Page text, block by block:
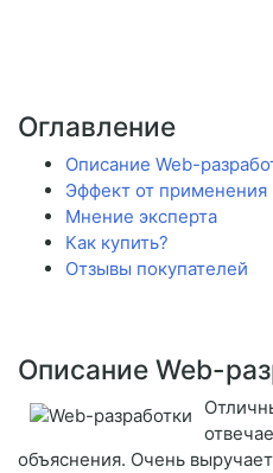
Оглавление
Описание Web-
Эффект от применения
Мнение эксперта
Как купить?
Отзывы покупателей
Описание Web-
объяснения. Очень